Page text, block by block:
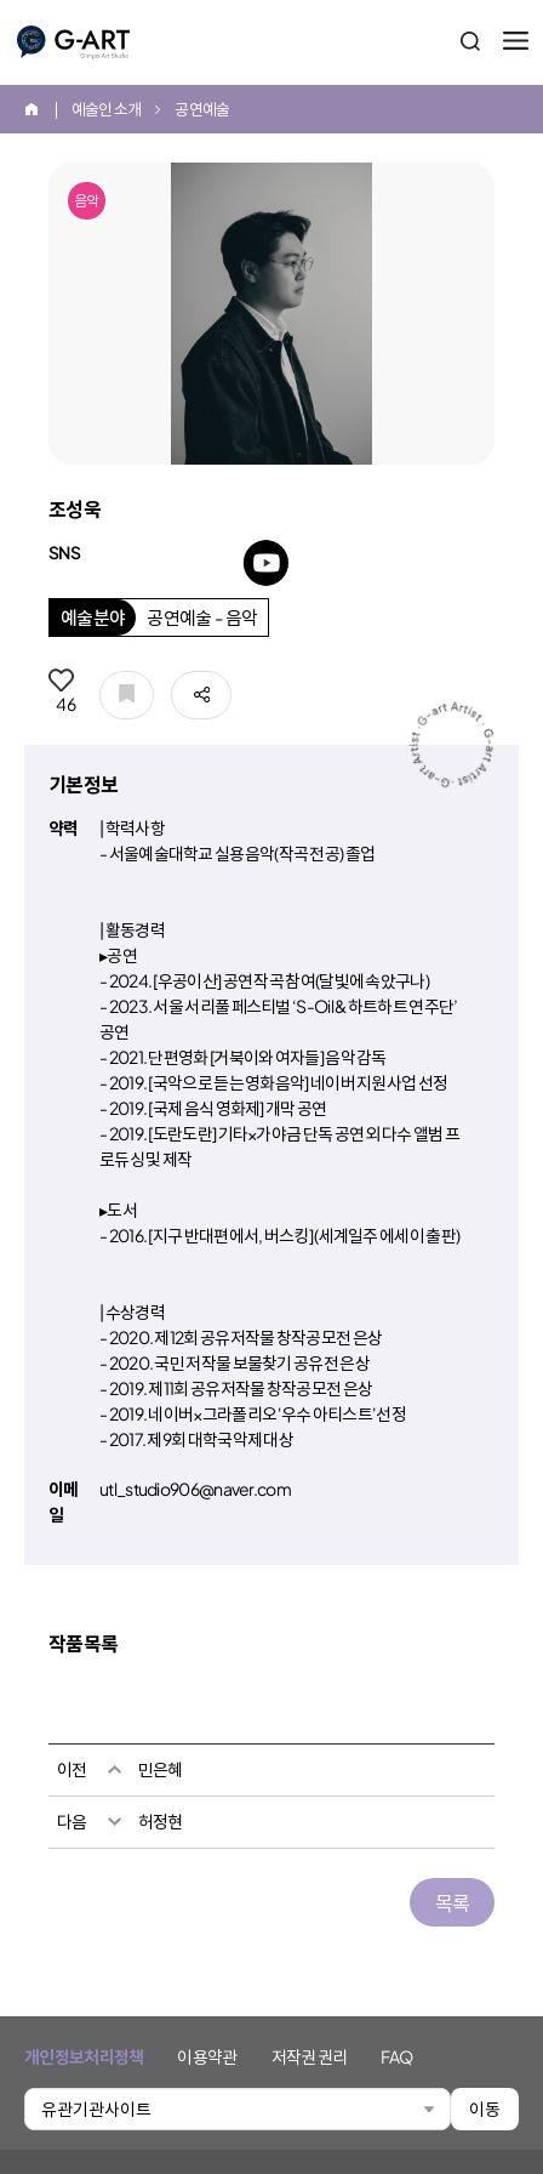
G-ART 검색 열
홈 예술인 소개 공연예술
음악
조성욱
SNS
예술분야 공연예술 - 음악
46 공유
기본정보
약력
| 학력사항
- 서울예술대학교 실용음악(작곡 전공) 졸업
| 활동경력
▸공연
- 2024. [우공이산] 공연 작곡 참여(달빛에 속았구나)
- 2023. 서울 서리풀 페스티벌 ‘S-Oil & 하트하트 연주단’
공연
- 2021. 단편영화 [거북이와 여자들] 음악 감독
- 2019. [국악으로 듣는 영화음악] 네이버 지원사업 선정
- 2019. [국제 음식 영화제] 개막 공연
- 2019. [도란도란] 기타×가야금 단독 공연 외 다수 앨범 프
로듀싱 및 제작
▸도서
- 2016. [지구 반대편에서, 버스킹] (세계일주 에세이 출판)
| 수상경력
- 2020. 제12회 공유저작물 창작공모전 은상
- 2020. 국민 저작물 보물찾기 공유전 은상
- 2019. 제11회 공유저작물 창작공모전 은상
- 2019. 네이버×그라폴리오 '우수 아티스트' 선정
- 2017. 제9회 대학국악제 대상
이메
일
utl_studio906@naver.com
작품목록
이전 민은혜
다음 허정현
목록
개인정보처리정책 이용약관 저작권 권리 FAQ
유관기관사이트 이동